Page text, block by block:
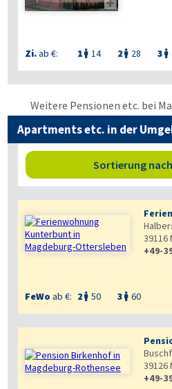

Zi.ab €: 1  14 2  28 3 
Weitere Pensionen etc. bei
Apartments etc. in der
Sortierung
39116
+49-
FeWo ab €: 2  50 3  60
39126
+49-